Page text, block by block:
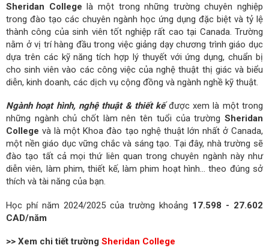
Sheridan College là một trong những trường chuyên nghiệp
trong đào tạo các chuyên ngành học ứng dụng đặc biệt và tỷ lệ
thành công của sinh viên tốt nghiệp rất cao tại Canada. Trường
nằm ở vị trí hàng đầu trong việc giảng dạy chương trình giáo dục
dựa trên các kỹ năng tích hợp lý thuyết với ứng dụng, chuẩn bị
cho sinh viên vào các công việc của nghệ thuật thị giác và biểu
diễn, kinh doanh, các dịch vụ cộng đồng và ngành nghề kỹ thuật.
Ngành hoạt hình, nghệ thuật & thiết kếđược xem là một trong
những ngành chủ chốt làm nên tên tuổi của trường Sheridan
College và là một Khoa đào tạo nghệ thuật lớn nhất ở Canada,
một nền giáo dục vững chắc và sáng tạo. Tại đây, nhà trường sẽ
đào tạo tất cả mọi thứ liên quan trong chuyên ngành này như
diễn viên, làm phim, thiết kế, làm phim hoạt hình… theo đúng sở
thích và tài năng của bạn.
Học phí năm 2024/2025 của trường khoảng 17.598 - 27.602
CAD/năm
>> Xem chi tiết trường Sheridan College